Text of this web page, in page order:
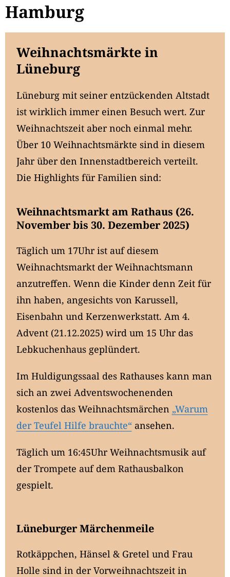
Hamburg
Weihnachtsmärkte in
Lüneburg
Lüneburg mit seiner entzückenden Altstadt
ist wirklich immer einen Besuch wert. Zur
Weihnachtszeit aber noch einmal mehr.
Über 10 Weihnachtsmärkte sind in diesem
Jahr über den Innenstadtbereich verteilt.
Die Highlights für Familien sind:
Weihnachtsmarkt am Rathaus (26.
November bis 30. Dezember 2025)
Täglich um 17Uhr ist auf diesem
Weihnachtsmarkt der Weihnachtsmann
anzutreffen. Wenn die Kinder denn Zeit für
ihn haben, angesichts von Karussell,
Eisenbahn und Kerzenwerkstatt. Am 4.
Advent (21.12.2025) wird um 15 Uhr das
Lebkuchenhaus geplündert.
Im Huldigungssaal des Rathauses kann man
sich an zwei Adventswochenenden
kostenlos das Weihnachtsmärchen „Warum
der Teufel Hilfe brauchte“ansehen.
Täglich um 16:45Uhr Weihnachtsmusik auf
der Trompete auf dem Rathausbalkon
gespielt.
Lüneburger Märchenmeile
Rotkäppchen, Hänsel & Gretel und Frau
Holle sind in der Vorweihnachtszeit in